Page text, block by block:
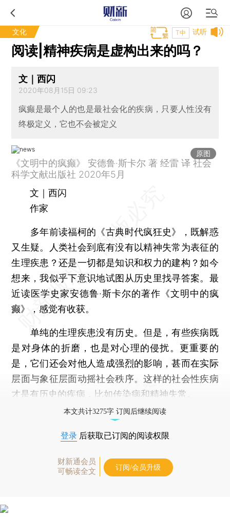
文化 试听
T中
阅读|精神疾病是虚构出来的吗？
文｜西闪
2020年08月15日 09:23
疯癫是最个人的也是最社会化的疾病，只要人性没有
终极定义，它也不会被定义
原图
《文明中的疯癫》 安德鲁·斯卡尔 著 经雷 译 社会
科学文献出版社 2020年5月
文｜西闪
作家
多年前读福柯的《古典时代疯狂史》，既解惑
又生疑。人类社会到底有没有以精神失常为表征的
生理疾患？还是一切都是知识和权力的建构？如今
想来，我似乎下意识地试图从历史里找寻答案。最
近读医学史家安德鲁·斯卡尔的著作《文明中的疯
癫》，感觉有收获。
单纯的生理疾患没有历史。但是，有些疾病既
是对身体的折磨，也是对心理的侵扰。更重要的
是，它们还会对他人造成强烈的影响，甚而在实际
层面与象征层面动摇社会秩序。这样的社会性疾病
才是有历史的疾病，比如传染病和精神失常。
本文共计3275字 订阅后继续阅读
登录 后获取已订阅的阅读权限
财新通会员
可畅读全文
订阅/会员升级